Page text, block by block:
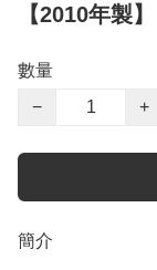
【2010年製
數量
−
+
簡介